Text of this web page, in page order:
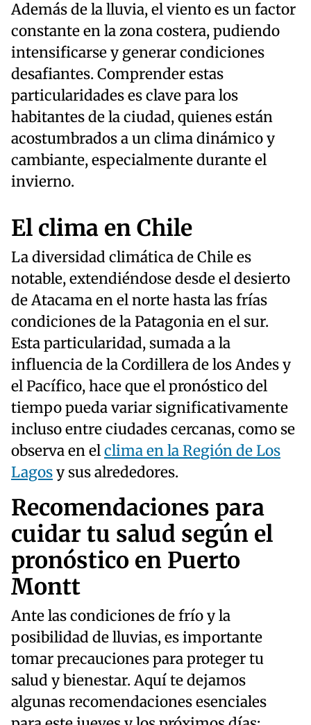
Además de la lluvia, el viento es un factor
constante en la zona costera, pudiendo
intensificarse y generar condiciones
desafiantes. Comprender estas
particularidades es clave para los
habitantes de la ciudad, quienes están
acostumbrados a un clima dinámico y
cambiante, especialmente durante el
invierno.
El clima en Chile
La diversidad climática de Chile es
notable, extendiéndose desde el desierto
de Atacama en el norte hasta las frías
condiciones de la Patagonia en el sur.
Esta particularidad, sumada a la
influencia de la Cordillera de los Andes y
el Pacífico, hace que el pronóstico del
tiempo pueda variar significativamente
incluso entre ciudades cercanas, como se
observa en elclima en la Región de Los
Lagosy sus alrededores.
Recomendaciones para
cuidar tu salud según el
pronóstico en Puerto
Montt
Ante las condiciones de frío y la
posibilidad de lluvias, es importante
tomar precauciones para proteger tu
salud y bienestar. Aquí te dejamos
algunas recomendaciones esenciales